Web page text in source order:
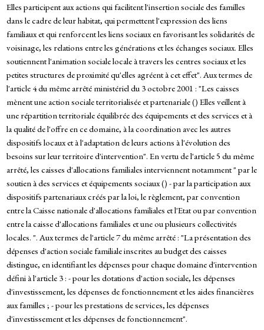
Elles participent aux actions qui facilitent l'insertion sociale des familles
dans le cadre de leur habitat, qui permettent l'expression des liens
familiaux et qui renforcent les liens sociaux en favorisant les solidarités de
voisinage, les relations entre les générations et les échanges sociaux. Elles
soutiennent l'animation sociale locale à travers les centres sociaux et les
petites structures de proximité qu'elles agréent à cet effet". Aux termes de
l'article 4 du même arrêté ministériel du 3 octobre 2001 : "Les caisses
mènent une action sociale territorialisée et partenariale () Elles veillent à
une répartition territoriale équilibrée des équipements et des services et à
la qualité de l'offre en ce domaine, à la coordination avec les autres
dispositifs locaux et à l'adaptation de leurs actions à l'évolution des
besoins sur leur territoire d'intervention". En vertu de l'article 5 du même
arrêté, les caisses d'allocations familiales interviennent notamment " par le
soutien à des services et équipements sociaux () - par la participation aux
dispositifs partenariaux créés par la loi, le règlement, par convention
entre la Caisse nationale d'allocations familiales et l'Etat ou par convention
entre la caisse d'allocations familiales et une ou plusieurs collectivités
locales. ". Aux termes de l'article 7 du même arrêté : "La présentation des
dépenses d'action sociale familiale inscrites au budget des caisses
distingue, en identifiant les dépenses pour chaque domaine d'intervention
défini à l'article 3 : - pour les dotations d'action sociale, les dépenses
d'investissement, les dépenses de fonctionnement et les aides financières
aux familles ; - pour les prestations de services, les dépenses
d'investissement et les dépenses de fonctionnement".